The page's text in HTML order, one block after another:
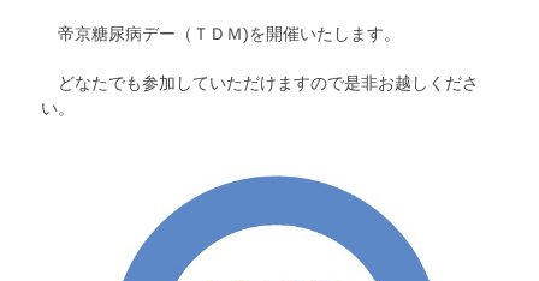
帝京糖尿病デー（ＴＤＭ)を開催いたします。
どなたでも参加していただけますので是非お越しくださ
い。